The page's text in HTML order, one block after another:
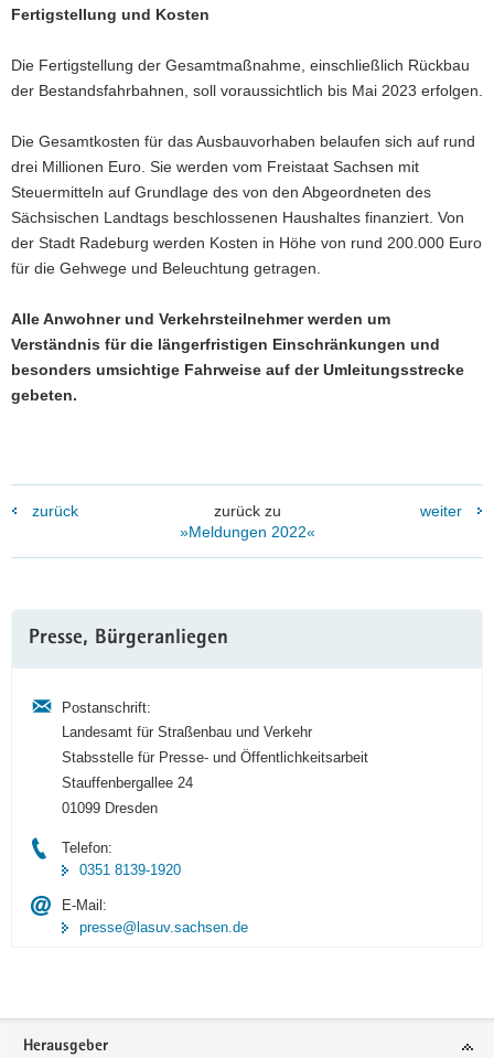
Fertigstellung und Kosten
Die Fertigstellung der Gesamtmaßnahme, einschließlich Rückbau
der Bestandsfahrbahnen, soll voraussichtlich bis Mai 2023 erfolgen.
Die Gesamtkosten für das Ausbauvorhaben belaufen sich auf rund
drei Millionen Euro. Sie werden vom Freistaat Sachsen mit
Steuermitteln auf Grundlage des von den Abgeordneten des
Sächsischen Landtags beschlossenen Haushaltes finanziert. Von
der Stadt Radeburg werden Kosten in Höhe von rund 200.000 Euro
für die Gehwege und Beleuchtung getragen.
Alle Anwohner und Verkehrsteilnehmer werden um
Verständnis für die längerfristigen Einschränkungen und
besonders umsichtige Fahrweise auf der Umleitungsstrecke
gebeten.
zurück
zurück zu
»Meldungen 2022«
weiter
Information
Presse, Bürgeranliegen
Postanschrift:
Landesamt für Straßenbau und Verkehr
Stabsstelle für Presse- und Öffentlichkeitsarbeit
Stauffenbergallee 24
01099 Dresden
Telefon:
0351 8139-1920
E-Mail:
presse@lasuv.sachsen.de
Footer-
Herausgeber